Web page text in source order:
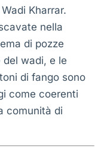
Kharrar.
nella
di pozze
del wadi, e le
di fango sono
come coerenti
comunità di